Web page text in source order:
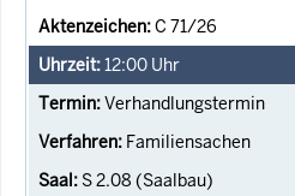
C 71/26
12:00 Uhr
Verhandlungstermin
Familiensachen
S 2.08 (Saalbau)